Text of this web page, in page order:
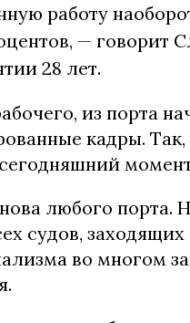
работу
— говорит
28 лет.
из порта
кадры. Так,
любого порта.
судов,
во многом